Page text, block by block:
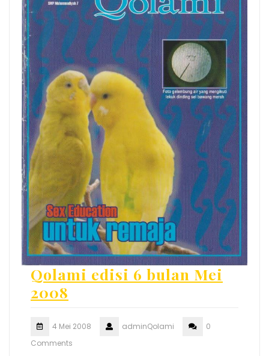
Qolami edisi 6 bulan Mei
2008
4 Mei 2008 adminQolami
0
Comments